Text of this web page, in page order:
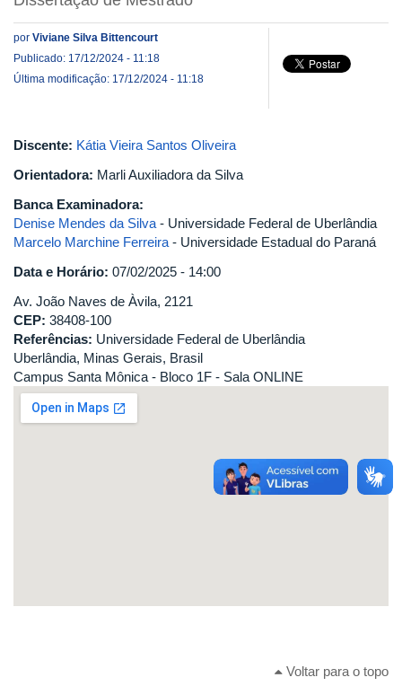
por Viviane Silva Bittencourt
Publicado: 17/12/2024 - 11:18
Última modificação: 17/12/2024 - 11:18
Discente: Kátia Vieira Santos Oliveira
Orientadora: Marli Auxiliadora da Silva
Banca Examinadora:
Denise Mendes da Silva - Universidade Federal de Uberlândia
Marcelo Marchine Ferreira - Universidade Estadual do Paraná
Data e Horário: 07/02/2025 - 14:00
Av. João Naves de Àvila, 2121
CEP: 38408-100
Referências: Universidade Federal de Uberlândia
Uberlândia, Minas Gerais, Brasil
Campus Santa Mônica - Bloco 1F - Sala ONLINE
Voltar para o topo